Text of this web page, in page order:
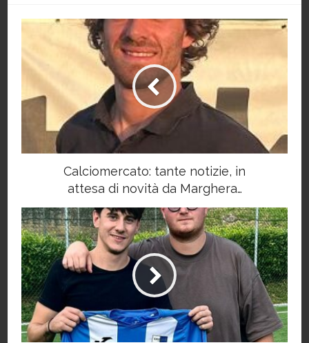
Calciomercato: tante notizie, in
attesa di novità da Marghera…